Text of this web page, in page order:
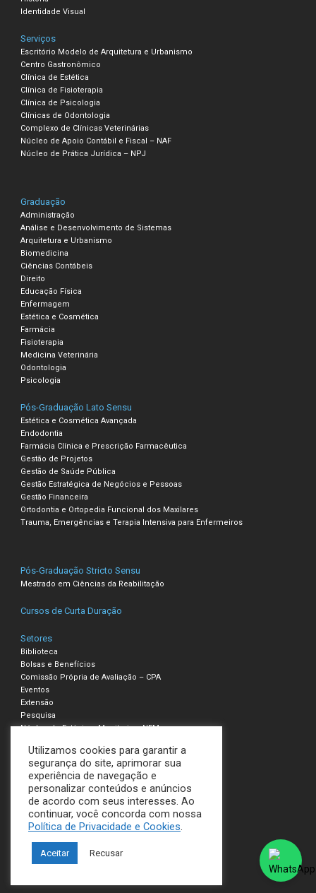
Identidade Visual
Serviços
Escritório Modelo de Arquitetura e Urbanismo
Centro Gastronômico
Clínica de Estética
Clínica de Fisioterapia
Clínica de Psicologia
Clínicas de Odontologia
Complexo de Clínicas Veterinárias
Núcleo de Apoio Contábil e Fiscal – NAF
Núcleo de Prática Jurídica – NPJ
Graduação
Administração
Análise e Desenvolvimento de Sistemas
Arquitetura e Urbanismo
Biomedicina
Ciências Contábeis
Direito
Educação Física
Enfermagem
Estética e Cosmética
Farmácia
Fisioterapia
Medicina Veterinária
Odontologia
Psicologia
Pós-Graduação Lato Sensu
Estética e Cosmética Avançada
Endodontia
Farmácia Clínica e Prescrição Farmacêutica
Gestão de Projetos
Gestão de Saúde Pública
Gestão Estratégica de Negócios e Pessoas
Gestão Financeira
Ortodontia e Ortopedia Funcional dos Maxilares
Trauma, Emergências e Terapia Intensiva para Enfermeiros
Pós-Graduação Stricto Sensu
Mestrado em Ciências da Reabilitação
Cursos de Curta Duração
Setores
Biblioteca
Bolsas e Benefícios
Comissão Própria de Avaliação – CPA
Eventos
Extensão
Pesquisa
Núcleo de Estágio e Monitoria – NEM
Compliance – Ouvidoria
Política de Privacidade e Cookies
Termos de Uso
UNILAVRAS
Utilizamos cookies para garantir a
segurança do site, aprimorar sua
experiência de navegação e
personalizar conteúdos e anúncios
de acordo com seus interesses. Ao
continuar, você concorda com nossa
Política de Privacidade e Cookies.
Aceitar Recusar